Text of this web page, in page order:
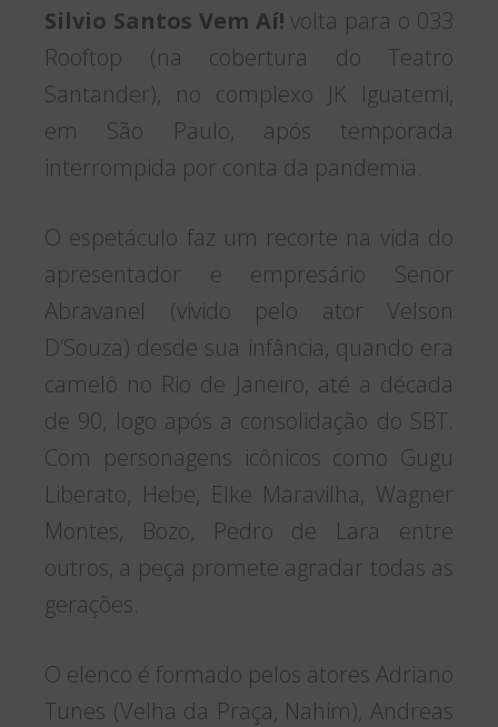
Silvio Santos Vem Aí! volta para o 033
Rooftop (na cobertura do Teatro
Santander), no complexo JK Iguatemi,
em São Paulo, após temporada
interrompida por conta da pandemia.
O espetáculo faz um recorte na vida do
apresentador e empresário Senor
Abravanel (vivido pelo ator Velson
D’Souza) desde sua infância, quando era
camelô no Rio de Janeiro, até a década
de 90, logo após a consolidação do SBT.
Com personagens icônicos como Gugu
Liberato, Hebe, Elke Maravilha, Wagner
Montes, Bozo, Pedro de Lara entre
outros, a peça promete agradar todas as
gerações.
O elenco é formado pelos atores Adriano
Tunes (Velha da Praça, Nahim), Andreas